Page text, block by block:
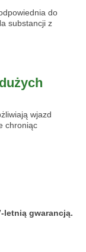
do
substancji z
wjazd
chroniąc
letnią gwarancją.